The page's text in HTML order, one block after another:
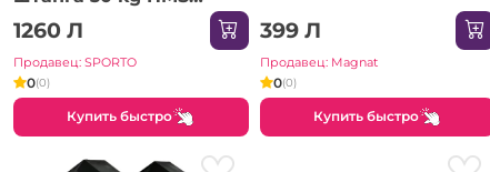
SGC30
1260 Л
Продавец: SPORTO
0(0)
Купить быстро
399 Л
Продавец: Magnat
0(0)
Купить быстро